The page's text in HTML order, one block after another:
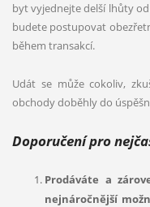
byt vyjednejte delší lhůty od
budete postupovat
během transakcí.
Udát se může cokoliv,
obchody doběhly do
Doporučení pro
Prodáváte a
nejnáročnější